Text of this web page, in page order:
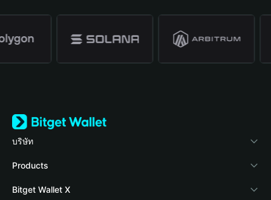
บริษัท
เกี่ยวกับ Bitget Wallet
Blog
Products
Crypto Card
Bitget Wallet X